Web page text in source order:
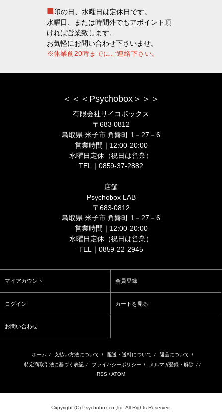
■印の日、水曜日は定休日です。
水曜日、または時間外でもアポイント頂
ければ営業致します。
お気軽にお問い合わせ下さいませ。
※休業前20時までにご連絡下さい。
＜＜＜Psychobox＞＞＞
有限会社サイコボックス
〒683-0812
鳥取県 米子市 角盤町 1－27－6
営業時間｜12:00-20:00
水曜日定休（祝日は営業）
TEL｜0859-37-2882
店舗
Psychobox LAB
〒683-0812
鳥取県 米子市 角盤町 1－27－6
営業時間｜12:00-20:00
水曜日定休（祝日は営業）
TEL｜0859-22-2945
マイアカウント 会員登録
ログイン カートを見る
お問い合わせ
ホーム / 支払い方法について / 配送・送料について / 返品について /
特定商取引法に基づく表記 / プライバシーポリシー / メルマガ登録・解除 / /
RSS / ATOM
Copyright (C) Psychobox co.,ltd. All Rights Reserved.